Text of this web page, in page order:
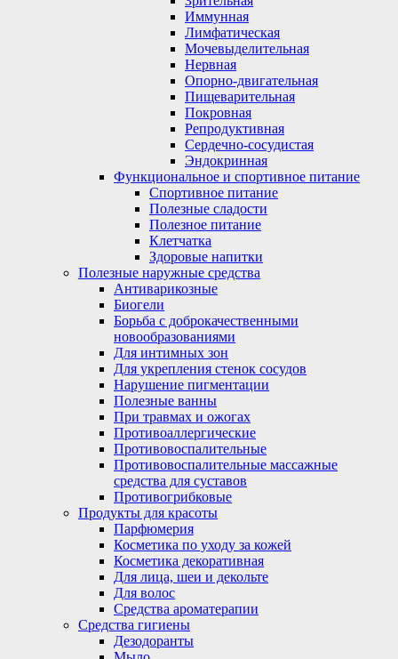
Иммунная
Лимфатическая
Мочевыделительная
Нервная
Опорно-двигательная
Пищеварительная
Покровная
Репродуктивная
Сердечно-сосудистая
Эндокринная
Функциональное и спортивное питание
Спортивное питание
Полезные сладости
Полезное питание
Клетчатка
Здоровые напитки
Полезные наружные средства
Антиварикозные
Биогели
Борьба с доброкачественными
новообразованиями
Для интимных зон
Для укрепления стенок сосудов
Нарушение пигментации
Полезные ванны
При травмах и ожогах
Противоаллергические
Противовоспалительные
Противовоспалительные массажные
средства для суставов
Противогрибковые
Продукты для красоты
Парфюмерия
Косметика по уходу за кожей
Косметика декоративная
Для лица, шеи и декольте
Для волос
Средства ароматерапии
Средства гигиены
Дезодоранты